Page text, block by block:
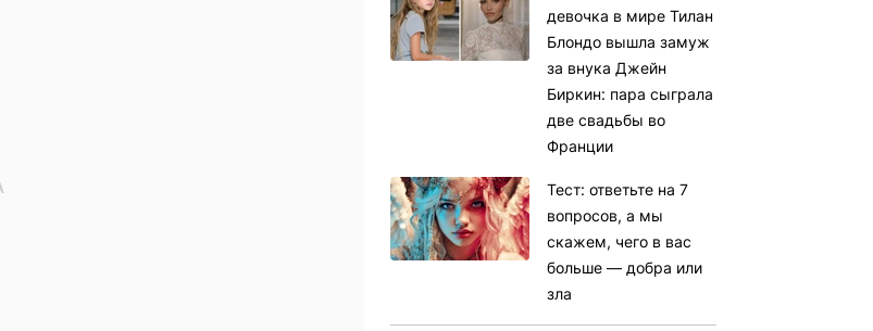
девочка в мире Тилан
Блондо вышла замуж
за внука Джейн
Биркин: пара сыграла
две свадьбы во
Франции
Тест: ответьте на 7
вопросов, а мы
скажем, чего в вас
больше — добра или
зла